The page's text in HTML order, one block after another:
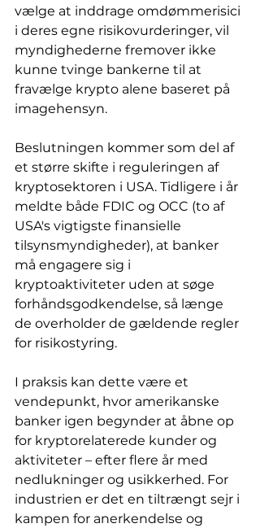
vælge at inddrage omdømmerisici
i deres egne risikovurderinger, vil
myndighederne fremover ikke
kunne tvinge bankerne til at
fravælge krypto alene baseret på
imagehensyn.
Beslutningen kommer som del af
et større skifte i reguleringen af
kryptosektoren i USA. Tidligere i år
meldte både FDIC og OCC (to af
USA's vigtigste finansielle
tilsynsmyndigheder), at banker
må engagere sig i
kryptoaktiviteter uden at søge
forhåndsgodkendelse, så længe
de overholder de gældende regler
for risikostyring.
I praksis kan dette være et
vendepunkt, hvor amerikanske
banker igen begynder at åbne op
for kryptorelaterede kunder og
aktiviteter – efter flere år med
nedlukninger og usikkerhed. For
industrien er det en tiltrængt sejr i
kampen for anerkendelse og